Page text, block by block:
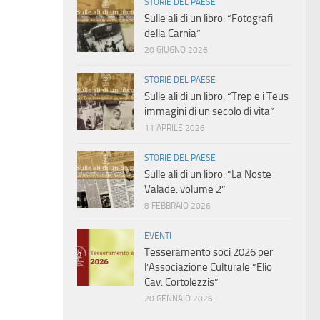
STORIE DEL PAESE
Sulle ali di un libro: “Fotografi
della Carnia”
20 GIUGNO 2026
STORIE DEL PAESE
Sulle ali di un libro: “Trep e i Teus
immagini di un secolo di vita”
11 APRILE 2026
STORIE DEL PAESE
Sulle ali di un libro: “La Noste
Valade: volume 2”
8 FEBBRAIO 2026
EVENTI
Tesseramento soci 2026 per
l’Associazione Culturale “Elio
Cav. Cortolezzis”
20 GENNAIO 2026